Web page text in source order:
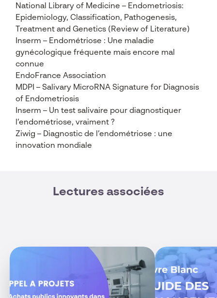
National Library of Medicine – Endometriosis:
Epidemiology, Classification, Pathogenesis,
Treatment and Genetics (Review of Literature)
Inserm – Endométriose : Une maladie
gynécologique fréquente mais encore mal
connue
EndoFrance Association
MDPI – Salivary MicroRNA Signature for Diagnosis
of Endometriosis
Inserm – Un test salivaire pour diagnostiquer
l’endométriose, vraiment ?
Ziwig – Diagnostic de l’endométriose : une
innovation mondiale
Lectures associées